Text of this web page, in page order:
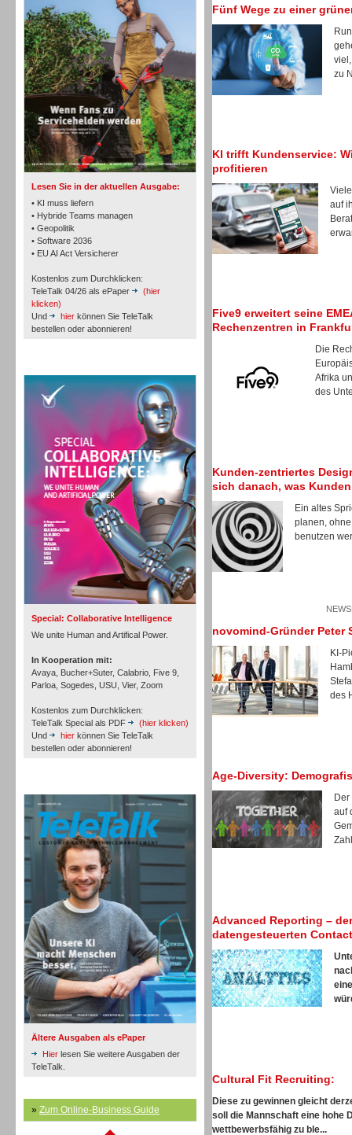
Lesen Sie in der aktuellen Ausgabe:
• KI muss liefern
• Hybride Teams managen
• Geopolitik
• Software 2036
• EU AI Act Versicherer
Kostenlos zum Durchklicken:
TeleTalk 04/26 als ePaper
(hier
klicken)
Und
hier können Sie TeleTalk
bestellen oder abonnieren!
Special: Collaborative Intelligence
We unite Human and Artifical Power.
In Kooperation mit:
Avaya, Bucher+Suter, Calabrio, Five 9,
Parloa, Sogedes, USU, Vier, Zoom
Kostenlos zum Durchklicken:
TeleTalk Special als PDF
(hier klicken)
Und
hier können Sie TeleTalk
bestellen oder abonnieren!
Ältere Ausgaben als ePaper
Hier lesen Sie weitere Ausgaben der
TeleTalk.
» Zum Online-Business Guide
TK- und ACD-Systeme
Workforce-Management
Personal
Inbound
Inbound
Inbound
Fünf Wege zu einer
zu
KI trifft Kundenservice:
profitieren
auf
Five9 erweitert seine
Rechenzentren in
Die
Afrika
des
Kunden-zentriertes
sich danach, was
Ein altes
planen,
benutzen
novomind-Gründer Peter
KI-
des
Age-Diversity:
auf
Advanced Reporting –
datengesteuerten
Cultural Fit Recruiting:
Diese zu gewinnen gleicht
soll die Mannschaft eine hohe
wettbewerbsfähig zu ble...